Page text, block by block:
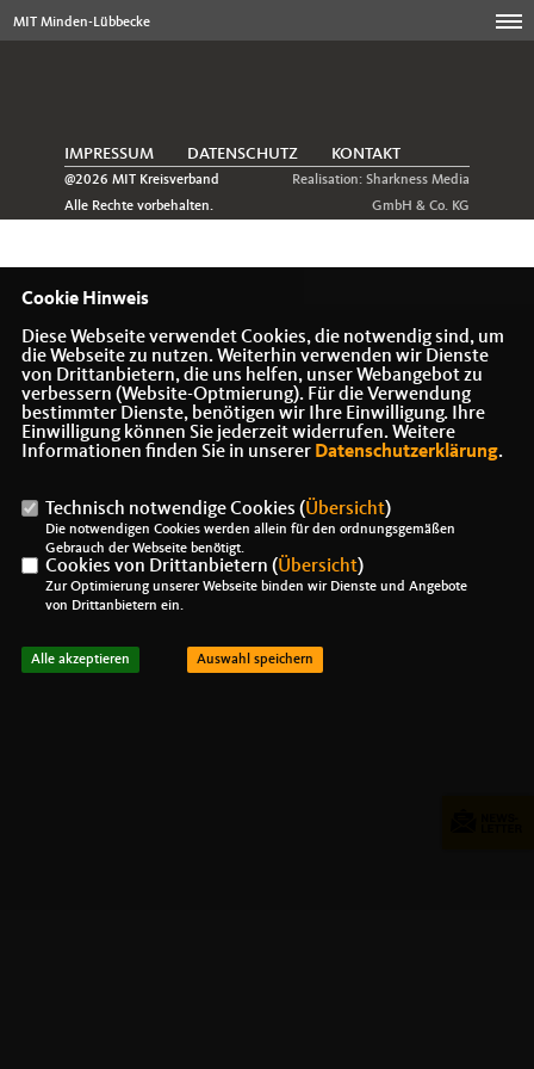
MIT Minden-Lübbecke
IMPRESSUM DATENSCHUTZ KONTAKT
@2026 MIT Kreisverband
Alle Rechte vorbehalten.
Realisation: Sharkness Media
GmbH & Co. KG
Cookie Hinweis
Diese Webseite verwendet Cookies, die notwendig sind, um
die Webseite zu nutzen. Weiterhin verwenden wir Dienste
von Drittanbietern, die uns helfen, unser Webangebot zu
verbessern (Website-Optmierung). Für die Verwendung
bestimmter Dienste, benötigen wir Ihre Einwilligung. Ihre
Einwilligung können Sie jederzeit widerrufen. Weitere
Informationen finden Sie in unserer Datenschutzerklärung.
Technisch notwendige Cookies (Übersicht)
Die notwendigen Cookies werden allein für den ordnungsgemäßen
Gebrauch der Webseite benötigt.
Cookies von Drittanbietern (Übersicht)
Zur Optimierung unserer Webseite binden wir Dienste und Angebote
von Drittanbietern ein.
Alle akzeptieren Auswahl speichern